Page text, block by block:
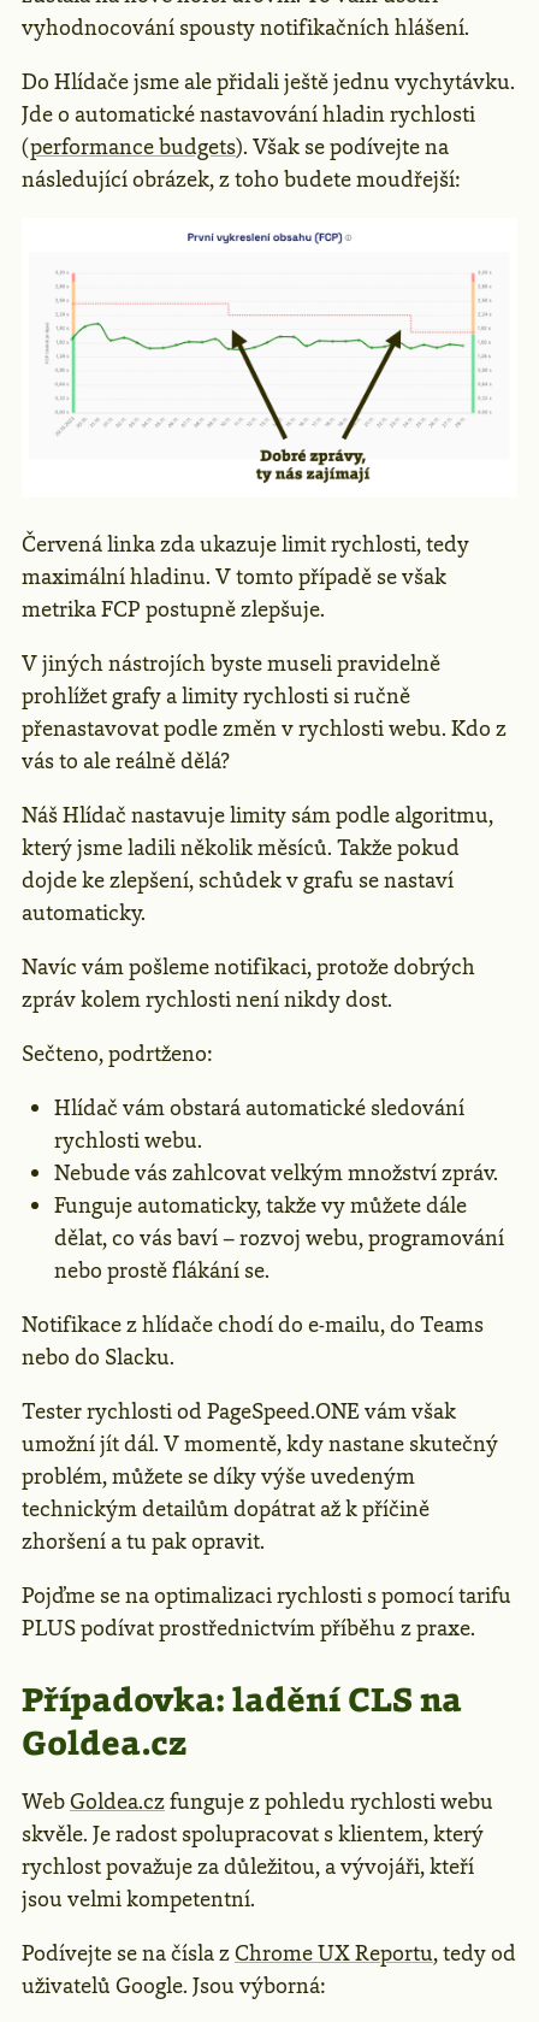
vyhodnocování spousty notifikačních hlášení.
Do Hlídače jsme ale přidali ještě jednu vychytávku.
Jde o automatické nastavování hladin rychlosti
(performance budgets). Však se podívejte na
následující obrázek, z toho budete moudřejší:
Červená linka zda ukazuje limit rychlosti, tedy
maximální hladinu. V tomto případě se však
metrika FCP postupně zlepšuje.
V jiných nástrojích byste museli pravidelně
prohlížet grafy a limity rychlosti si ručně
přenastavovat podle změn v rychlosti webu. Kdo z
vás to ale reálně dělá?
Náš Hlídač nastavuje limity sám podle algoritmu,
který jsme ladili několik měsíců. Takže pokud
dojde ke zlepšení, schůdek v grafu se nastaví
automaticky.
Navíc vám pošleme notifikaci, protože dobrých
zpráv kolem rychlosti není nikdy dost.
Sečteno, podrtženo:
Hlídač vám obstará automatické sledování
rychlosti webu.
Nebude vás zahlcovat velkým množství zpráv.
Funguje automaticky, takže vy můžete dále
dělat, co vás baví – rozvoj webu, programování
nebo prostě flákání se.
Notifikace z hlídače chodí do e-mailu, do Teams
nebo do Slacku.
Tester rychlosti od PageSpeed.ONE vám však
umožní jít dál. V momentě, kdy nastane skutečný
problém, můžete se díky výše uvedeným
technickým detailům dopátrat až k příčině
zhoršení a tu pak opravit.
Pojďme se na optimalizaci rychlosti s pomocí tarifu
PLUS podívat prostřednictvím příběhu z praxe.
Případovka: ladění CLS na
Goldea.cz
WebGoldea.czfunguje z pohledu rychlosti webu
skvěle. Je radost spolupracovat s klientem, který
rychlost považuje za důležitou, a vývojáři, kteří
jsou velmi kompetentní.
Podívejte se na čísla zChrome UX Reportu, tedy od
uživatelů Google. Jsou výborná: